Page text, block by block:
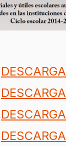
DESCARGA
DESCARGA
DESCARGA
DESCARGA